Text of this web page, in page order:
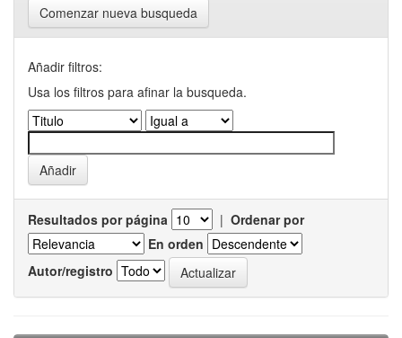
Comenzar nueva busqueda
Añadir filtros:
Usa los filtros para afinar la busqueda.
Resultados por página | Ordenar por
En orden
Autor/registro